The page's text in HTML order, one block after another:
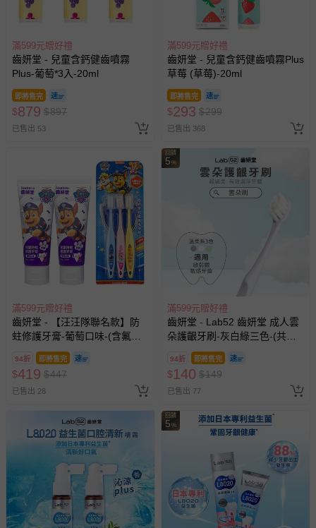
滿599元贈好禮
齒妍堂 - 兒童含鈣健齒噴霧
Plus-葡萄*3入-20ml
即將售完
$879 $897
已售出 53
滿599元贈好禮
齒妍堂 - 兒童含鈣健齒噴霧Plus
草莓 (草莓)-20ml
即將售完
$293 $299
已售出 368
滿599元贈好禮
齒妍堂 - 【汪汪隊聯名款】防
蛀修護牙膏-葡萄口味-(含氟，
約為1200ppm)*2+兒童萬毛牙
刷-3入
94折 即將售完
$419 $447
已售出 28
回饋
5 %
滿599元贈好禮
齒妍堂 - Lab52 齒妍堂 成人雲
朵護齦牙刷-灰白綠三色-(共三
94折 即將售完
$140 $149
已售出 77
回饋
5 %